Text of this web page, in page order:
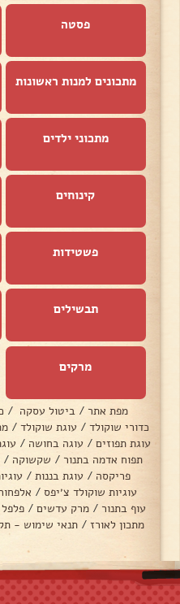
פסטה
מתכונים למנות ראשונות
מתכוני ילדים
קינוחים
פשטידות
תבשילים
מרקים
מפת אתר / ביטול עסקה /
כדורי שוקולד / עוגת שוקולד /
עוגת תפוזים / עוגה בחושה /
תפוח אדמה בתנור / שקשוקה /
פריקסה / עוגת בננות /
עוגיות שוקולד צ׳יפס /
עוף בתנור / מרק עדשים /
מתכון לאורז / תנאי שימוש -